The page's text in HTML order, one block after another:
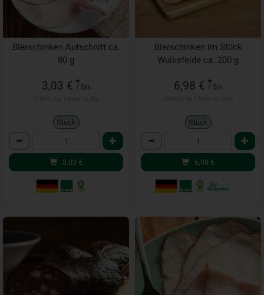
Bierschinken Aufschnitt ca.
80 g
3,03 € *
/ Stk
Stück
Anzahl
3,03 €
Bierschinken im Stück
Wulksfelde ca. 200 g
6,98 € *
/ Stk
Stück
Anzahl
6,98 €